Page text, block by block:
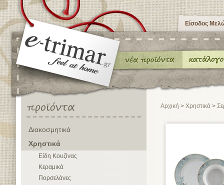
Είσοδος
Διακοσμητικά
Χρηστικά
Είδη Κουζίνας
Κεραμικά
Πορσελάνες
Αρχική > Χρηστικά >